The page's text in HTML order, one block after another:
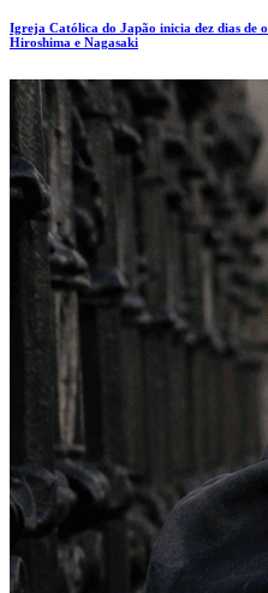
Igreja Católica do Japão inicia dez dias de
Hiroshima e Nagasaki